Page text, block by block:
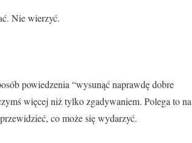
Nie wierzyć.
powiedzenia “wysunąć naprawdę dobre
więcej niż tylko zgadywaniem. Polega to na
co może się wydarzyć.